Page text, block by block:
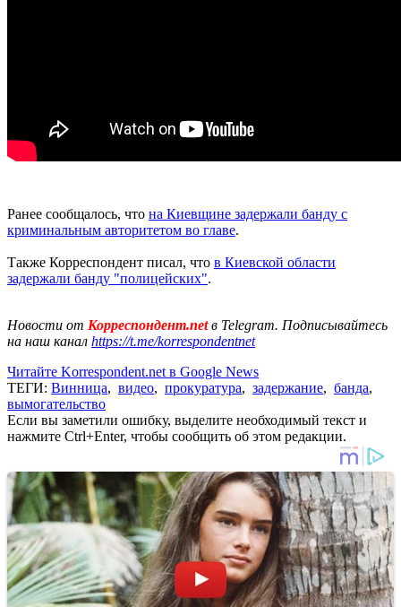
Ранее сообщалось, что на Киевщине задержали банду с
криминальным авторитетом во главе.
Также Корреспондент писал, что в Киевской области
задержали банду "полицейских".
Новости от Корреспондент.netв Telegram. Подписывайтесь
на наш канал https://t.me/korrespondentnet
Читайте Korrespondent.net в Google News
ТЕГИ: Винница, видео, прокуратура, задержание, банда,
вымогательство
Если вы заметили ошибку, выделите необходимый текст и
нажмите Ctrl+Enter, чтобы сообщить об этом редакции.